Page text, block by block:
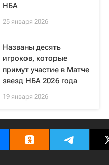
НБА
25 января 2026
Названы десять
игроков, которые
примут участие в Матче
звезд НБА 2026 года
19 января 2026